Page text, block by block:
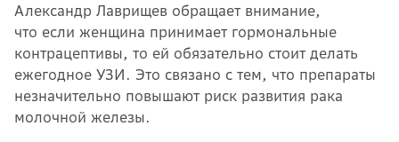
Александр Лаврищев обращает внимание,
что если женщина принимает гормональные
контрацептивы, то ей обязательно стоит делать
ежегодное УЗИ. Это связано с тем, что препараты
незначительно повышают риск развития рака
молочной железы.